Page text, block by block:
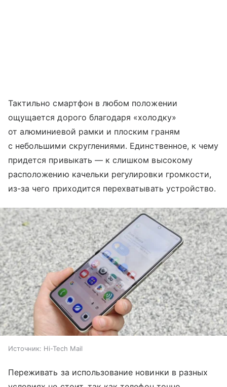
Тактильно смартфон в любом положении
ощущается дорого благодаря «холодку»
от алюминиевой рамки и плоским граням
с небольшими скруглениями. Единственное, к чему
придется привыкать — к слишком высокому
расположению качельки регулировки громкости,
из-за чего приходится перехватывать устройство.
Источник: Hi-Tech Mail
Переживать за использование новинки в разных